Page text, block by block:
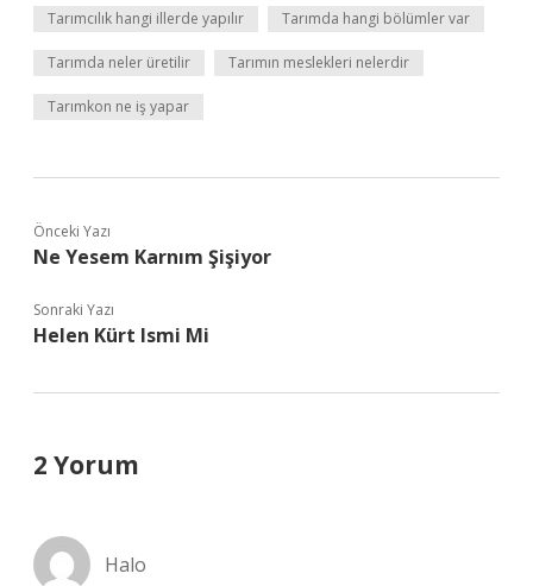
Tarımcılık hangi illerde yapılır Tarımda hangi bölümler var
Tarımda neler üretilir Tarımın meslekleri nelerdir
Tarımkon ne iş yapar
Önceki Yazı
Ne Yesem Karnım Şişiyor
Sonraki Yazı
Helen Kürt Ismi Mi
2 Yorum
Halo